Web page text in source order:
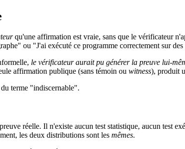
qu'une affirmation est vraie, sans que le vérificateur
ou "J'ai exécuté ce programme correctement sur
le vérificateur aurait pu générer la preuve lui-
affirmation publique (sans témoin ou witness), produit
terme "indiscernable".
réelle. Il n'existe aucun test statistique, aucun test
les deux distributions sont les mêmes.